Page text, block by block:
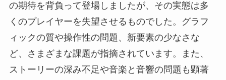
の期待を背負って登場しましたが、その実態は多
くのプレイヤーを失望させるものでした。グラフ
ィックの質や操作性の問題、新要素の少なさな
ど、さまざまな課題が指摘されています。また、
ストーリーの深み不足や音楽と音響の問題も顕著